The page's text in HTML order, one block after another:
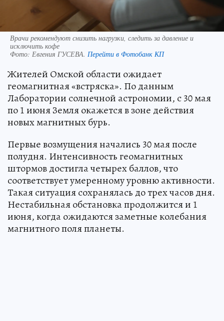
Врачи рекомендуют снизить нагрузки, следить за давление и
исключить кофе
Фото: Евгения ГУСЕВА. Перейти в Фотобанк КП
Жителей Омской области ожидает
геомагнитная «встряска». По данным
Лаборатории солнечной астрономии, с 30 мая
по 1 июня Земля окажется в зоне действия
новых магнитных бурь.
Первые возмущения начались 30 мая после
полудня. Интенсивность геомагнитных
штормов достигла четырех баллов, что
соответствует умеренному уровню активности.
Такая ситуация сохранялась до трех часов дня.
Нестабильная обстановка продолжится и 1
июня, когда ожидаются заметные колебания
магнитного поля планеты.